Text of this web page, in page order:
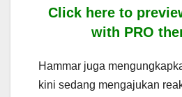
Click here to
with PRO
Hammar juga
kini sedang mengajukan